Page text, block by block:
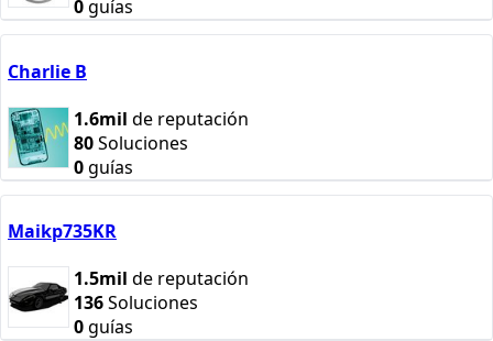
0guías
Charlie B
1.6mil de reputación
80Soluciones
0guías
Maikp735KR
1.5mil de reputación
136Soluciones
0guías